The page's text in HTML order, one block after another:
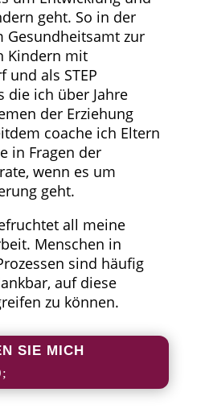
geht. So in der
Gesundheitsamt zur
Kindern mit
und als STEP
die ich über Jahre
der Erziehung
coache ich Eltern
in Fragen der
wenn es um
geht.
all meine
Menschen in
sind häufig
auf diese
zu können.
SIE MICH